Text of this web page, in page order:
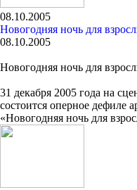
08.10.2005
Новогодняя ночь для
08.10.2005
Новогодняя ночь для
31 декабря 2005 года на
состоится оперное дефиле
«Новогодняя ночь для